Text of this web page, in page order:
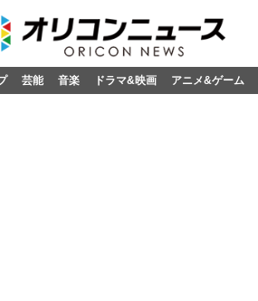
芸能 音楽 ドラマ&映画 アニメ&ゲーム